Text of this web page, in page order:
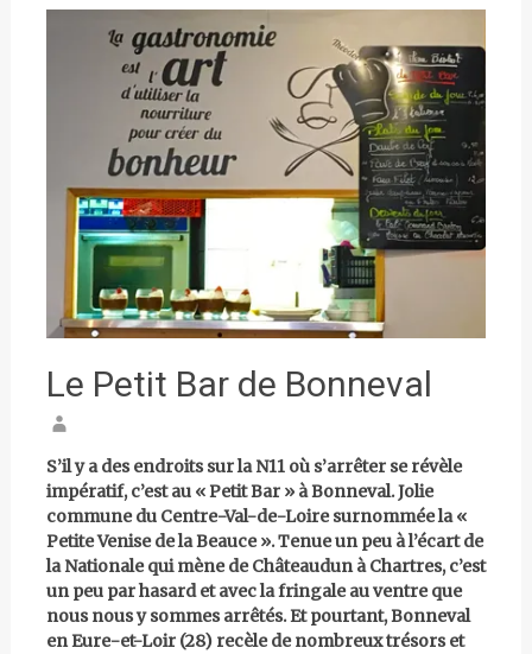
Le Petit Bar de Bonneval
S’il y a des endroits sur la N11 où s’arrêter se révèle
impératif, c’est au « Petit Bar » à Bonneval. Jolie
commune du Centre-Val-de-Loire surnommée la «
Petite Venise de la Beauce ». Tenue un peu à l’écart de
la Nationale qui mène de Châteaudun à Chartres, c’est
un peu par hasard et avec la fringale au ventre que
nous nous y sommes arrêtés. Et pourtant, Bonneval
en Eure-et-Loir (28) recèle de nombreux trésors et